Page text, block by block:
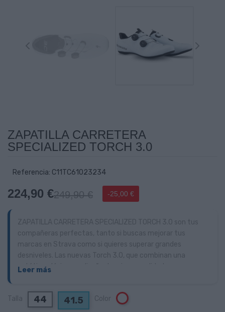
ZAPATILLA CARRETERA
SPECIALIZED TORCH 3.0
Referencia: C11TC61023234
224,90 €249,90 € -25,00 €
estética clásica, un diseño de primera calidad y una gran
Leer más
44 41.5 Blanco